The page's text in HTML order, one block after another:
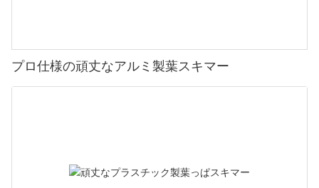
プロ仕様の頑丈なアルミ製葉スキマー